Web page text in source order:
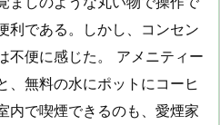
利である。しかし、コンセン
不便に感じた。 アメニティー
、無料の水にポットにコーヒ
内で喫煙できるのも、愛煙家